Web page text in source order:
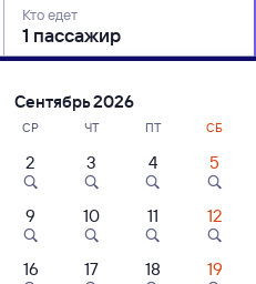
Кто едет
Цены за 1 пассажира
Сентябрь 2026
СР ЧТ ПТ СБ
2 3 4 5
9 10 11 12
16 17 18 19